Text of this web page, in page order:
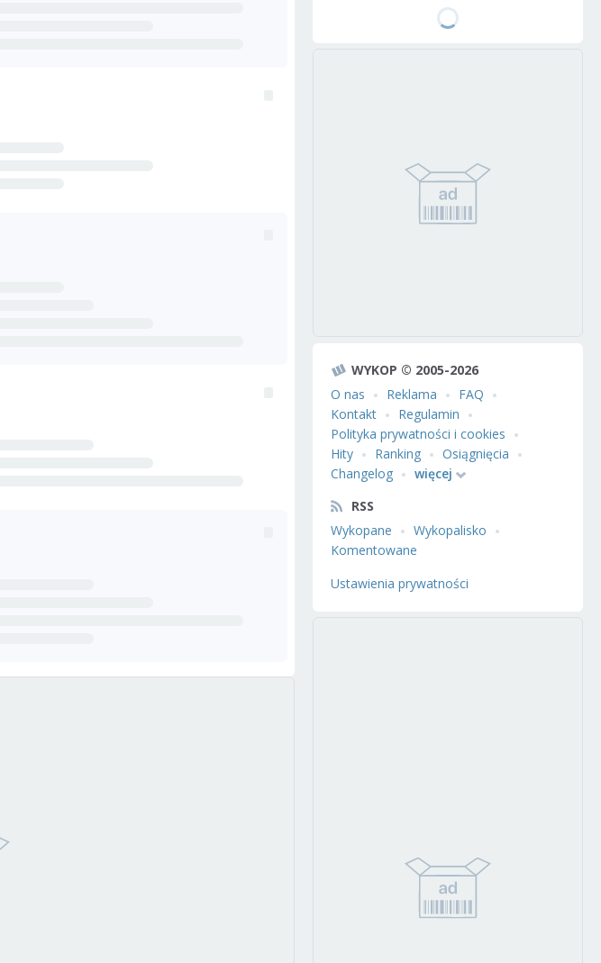
WYKOP © 2005-2026
O nas
Reklama
FAQ
Kontakt
Regulamin
Polityka prywatności i cookies
Hity
Ranking
Osiągnięcia
Changelog
więcej
RSS
Wykopane
Wykopalisko
Komentowane
Ustawienia prywatności